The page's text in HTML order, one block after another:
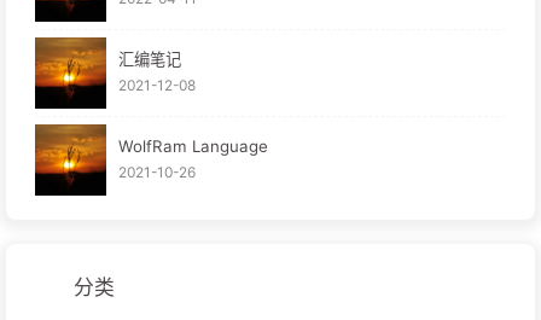
汇编笔记
2021-12-08
WolfRam Language
2021-10-26
分类